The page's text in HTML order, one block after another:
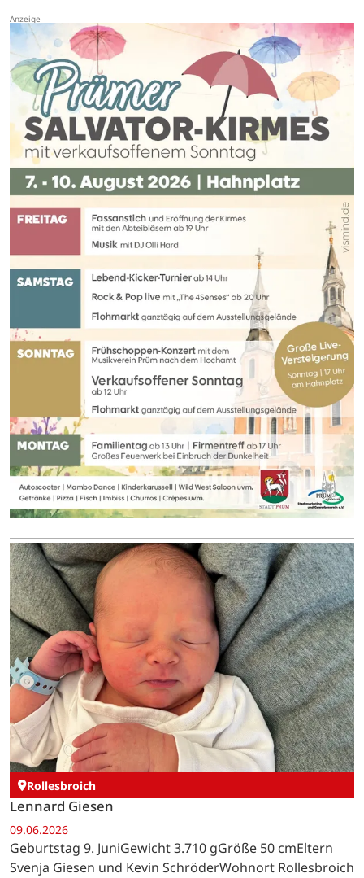
Rollesbroich
Lennard Giesen
09.06.2026
Geburtstag 9. JuniGewicht 3.710 gGröße 50 cmEltern
Svenja Giesen und Kevin SchröderWohnort Rollesbroich